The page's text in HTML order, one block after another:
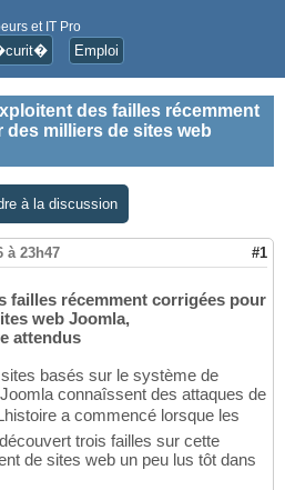
et IT Pro
Emploi
des failles récemment
milliers de sites web
à la discussion
à 23h47 #1
failles récemment corrigées pour
web Joomla,
attendus
basés sur le système de
connaîssent des attaques de
a commencé lorsque les
trois failles sur cette
de sites web un peu lus tôt dans